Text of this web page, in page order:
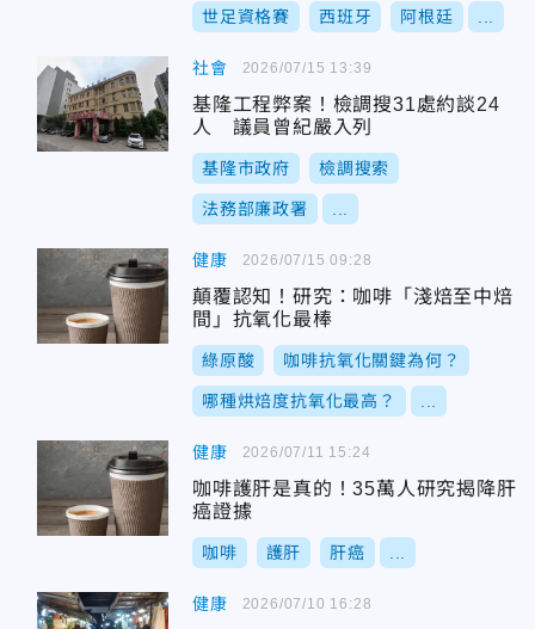
世足資格賽 西班牙 阿根廷
社會
基隆工程弊案！檢調搜31處約談24
人 議員曾紀嚴入列
基隆市政府 檢調搜索
法務部廉政署
2026/07/15 13:39
健康
顛覆認知！研究：咖啡「淺焙至中焙
間」抗氧化最棒
綠原酸 咖啡抗氧化關鍵為何？
哪種烘焙度抗氧化最高？
2026/07/15 09:28
健康
咖啡護肝是真的！35萬人研究揭降肝
癌證據
咖啡 護肝 肝癌
2026/07/11 15:24
健康 2026/07/10 16:28